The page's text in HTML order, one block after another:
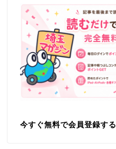
今すぐ無料で会員登録する